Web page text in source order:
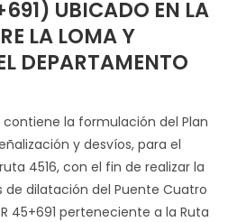
UBICADO EN LA
LA LOMA Y
DEPARTAMENTO
la formulación del Plan
y desvíos, para el
4516, con el fin de realizar la
de dilatación del Puente Cuatro
45+691 perteneciente a la Ruta